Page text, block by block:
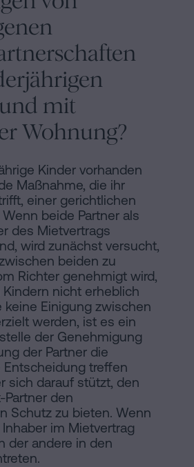
mit
Wohnung?
Kinder vorhanden
Maßnahme, die ihr
einer gerichtlichen
beide Partner als
des Mietvertrags
wird zunächst versucht,
beiden zu
Richter genehmigt wird,
nicht erheblich
keine Einigung zwischen
werden, ist es ein
der Genehmigung
der Partner die
treffen
sich darauf stützt, den
Partner den
Schutz zu bieten. Wenn
im Mietvertrag
der andere in den